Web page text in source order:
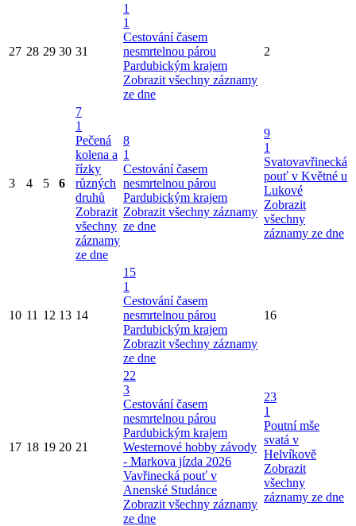
27 28 29 30 31
1
1
Cestování časem
nesmrtelnou párou
Pardubickým krajem
Zobrazit všechny záznamy
ze dne
2
3 4 5 6
7
1
Pečená
kolena a
řízky
různých
druhů
Zobrazit
všechny
záznamy
ze dne
8
1
Cestování časem
nesmrtelnou párou
Pardubickým krajem
Zobrazit všechny záznamy
ze dne
9
1
Svatovavřinecká
pouť v Květné u
Lukové
Zobrazit
všechny
záznamy ze dne
10 11 12 13 14
15
1
Cestování časem
nesmrtelnou párou
Pardubickým krajem
Zobrazit všechny záznamy
ze dne
16
17 18 19 20 21
22
3
Cestování časem
nesmrtelnou párou
Pardubickým krajem
Westernové hobby závody
- Markova jízda 2026
Vavřinecká pouť v
Anenské Studánce
Zobrazit všechny záznamy
ze dne
23
1
Poutní mše
svatá v
Helvíkově
Zobrazit
všechny
záznamy ze dne